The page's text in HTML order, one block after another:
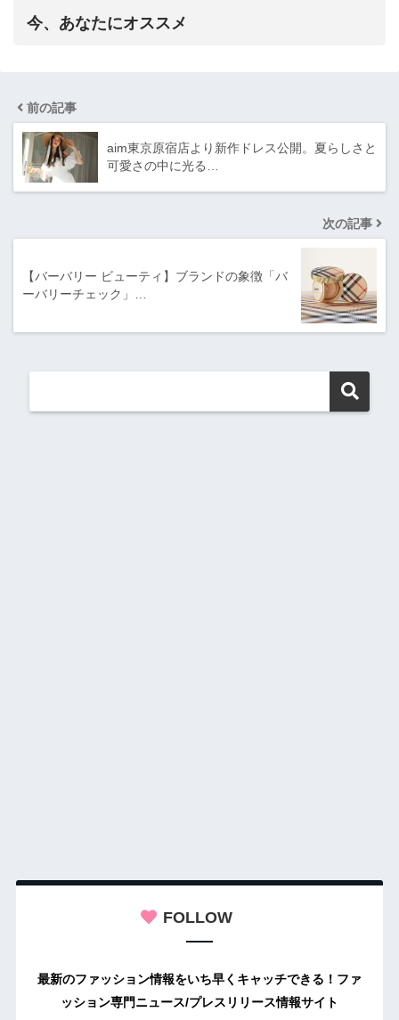
今、あなたにオススメ
前の記事
aim東京原宿店より新作ドレス公開。夏らしさと
可愛さの中に光る…
次の記事
【バーバリー ビューティ】ブランドの象徴「バ
ーバリーチェック」…
FOLLOW
最新のファッション情報をいち早くキャッチできる！ファ
ッション専門ニュース/プレスリリース情報サイト